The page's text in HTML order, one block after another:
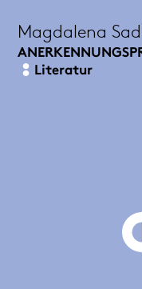
Magdalena
Literatur